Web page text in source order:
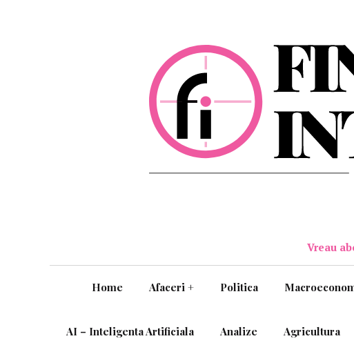
Vreau
Home Afaceri + Politica
AI – Inteligenta Artificiala Analize Agricultura